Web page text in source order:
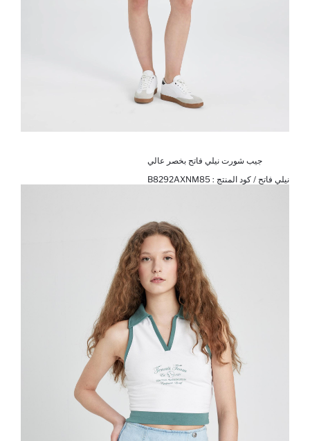
جيب شورت نيلي فاتح بخصر عالي
نيلي فاتح / كود المنتج : B8292AXNM85